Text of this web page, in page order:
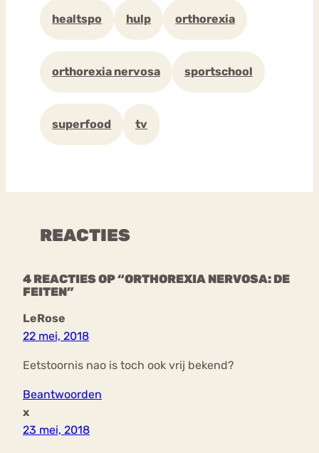
healtspo hulp orthorexia
orthorexia nervosa sportschool
superfood tv
REACTIES
4 REACTIES OP “ORTHOREXIA NERVOSA: DE
FEITEN”
LeRose
22 mei, 2018
Eetstoornis nao is toch ook vrij bekend?
Beantwoorden
x
23 mei, 2018